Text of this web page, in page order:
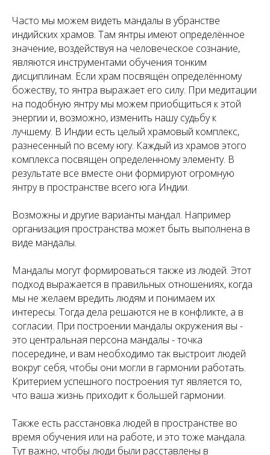
Часто мы можем видеть мандалы в убранстве
индийских храмов. Там янтры имеют определённое
значение, воздействуя на человеческое сознание,
являются инструментами обучения тонким
дисциплинам. Если храм посвящён определённому
божеству, то янтра выражает его силу. При медитации
на подобную янтру мы можем приобщиться к этой
энергии и, возможно, изменить нашу судьбу к
лучшему. В Индии есть целый храмовый комплекс,
разнесенный по всему югу. Каждый из храмов этого
комплекса посвящен определенному элементу. В
результате все вместе они формируют огромную
янтру в пространстве всего юга Индии.
Возможны и другие варианты мандал. Например
организация пространства может быть выполнена в
виде мандалы.
Мандалы могут формироваться также из людей. Этот
подход выражается в правильных отношениях, когда
мы не желаем вредить людям и понимаем их
интересы. Тогда дела решаются не в конфликте, а в
согласии. При построении мандалы окружения вы -
это центральная персона мандалы - точка
посередине, и вам необходимо так выстроит людей
вокруг себя, чтобы они могли в гармонии работать.
Критерием успешного построения тут является то,
что ваша жизнь приходит к большей гармонии.
Также есть расстановка людей в пространстве во
время обучения или на работе, и это тоже мандала.
Тут важно, чтобы люди были расставлены в